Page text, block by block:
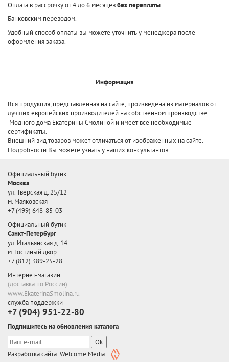
Оплата в рассрочку от 4 до 6 месяцевбез переплаты
Банковским переводом.
Удобный способ оплаты вы можете уточнить у менеджера после
оформления заказа.
Информация
Вся продукция, представленная на сайте, произведена из материалов от
лучших европейских производителей на собственном производстве
Модного дома Екатерины Смолиной и имеет все необходимые
сертификаты.
Внешний вид товаров может отличаться от изображенных на сайте.
Подробности Вы можете узнать у наших консультантов.
Официальный бутик
Москва
ул. Тверская д. 25/12
м. Маяковская
+7 (499) 648-85-03
Официальный бутик
Санкт-Петербург
ул. Итальянская д. 14
м. Гостиный двор
+7 (812) 389-25-28
Интернет-магазин
(доставка по России)
www.EkaterinaSmolina.ru
служба поддержки
+7 (904) 951-22-80
Подпишитесь на обновления каталога
Ok
Разработка сайта: Welcome Media